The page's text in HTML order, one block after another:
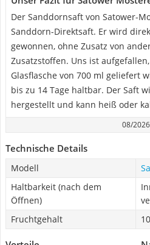
Der Sanddornsaft von Satower-
Sanddorn-Direktsaft. Er wird
gewonnen, ohne Zusatz von
Zusatzstoffen. Uns ist
Glasflasche von 700 ml geliefert
bis zu 14 Tage haltbar. Der Saft
hergestellt und kann heiß oder
08/2026
Technische Details
Modell
Haltbarkeit (nach dem
Öffnen)
Fruchtgehalt